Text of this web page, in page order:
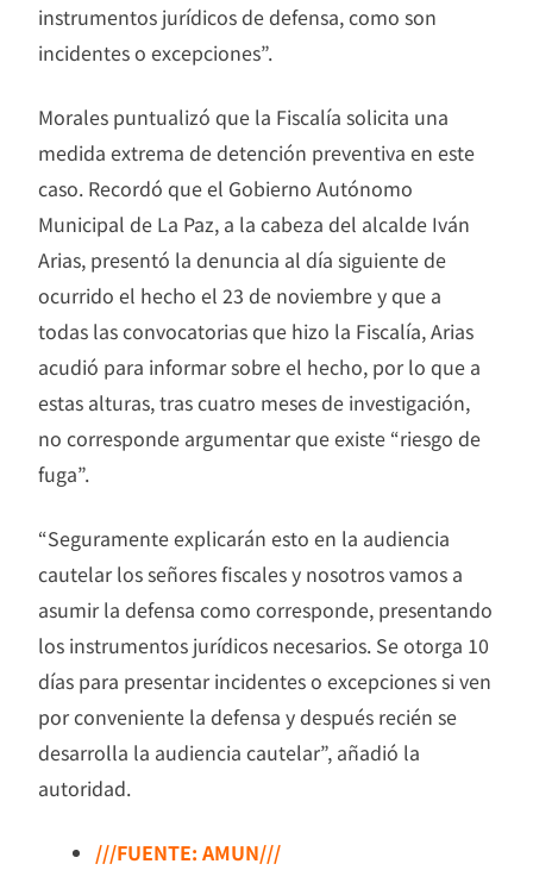
instrumentos jurídicos de defensa, como son
incidentes o excepciones”.
Morales puntualizó que la Fiscalía solicita una
medida extrema de detención preventiva en este
caso. Recordó que el Gobierno Autónomo
Municipal de La Paz, a la cabeza del alcalde Iván
Arias, presentó la denuncia al día siguiente de
ocurrido el hecho el 23 de noviembre y que a
todas las convocatorias que hizo la Fiscalía, Arias
acudió para informar sobre el hecho, por lo que a
estas alturas, tras cuatro meses de investigación,
no corresponde argumentar que existe “riesgo de
fuga”.
“Seguramente explicarán esto en la audiencia
cautelar los señores fiscales y nosotros vamos a
asumir la defensa como corresponde, presentando
los instrumentos jurídicos necesarios. Se otorga 10
días para presentar incidentes o excepciones si ven
por conveniente la defensa y después recién se
desarrolla la audiencia cautelar”, añadió la
autoridad.
///FUENTE: AMUN///